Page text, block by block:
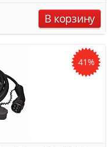
В корзину
41%